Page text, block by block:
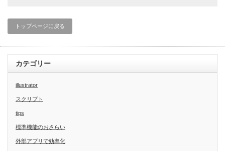
トップページに戻る
カテゴリー
illustrator
スクリプト
tips
標準機能のおさらい
外部アプリで効率化